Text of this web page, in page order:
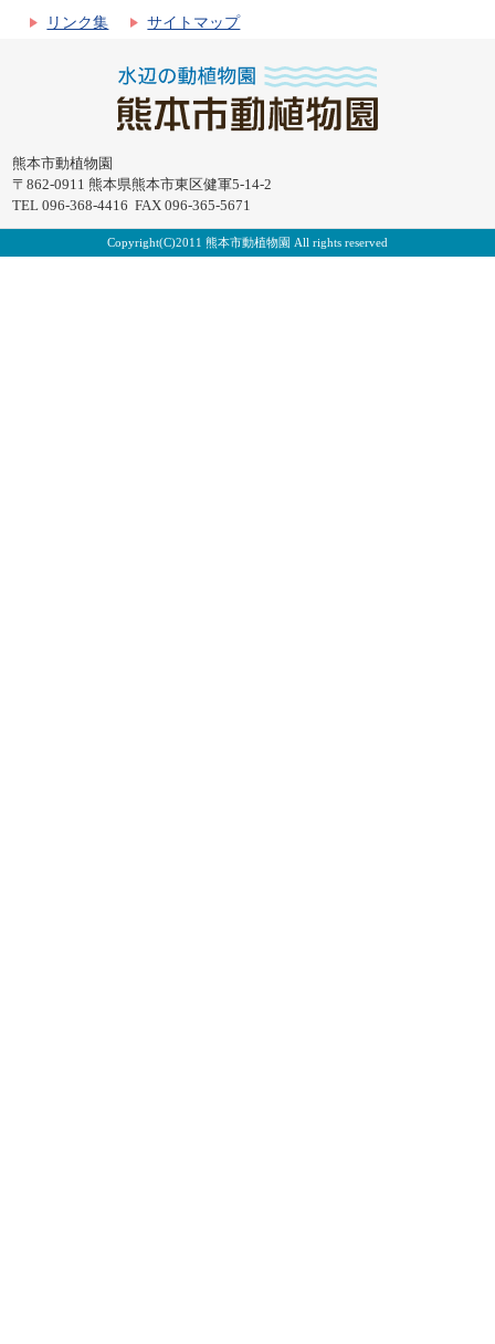
リンク集 サイトマップ
熊本市動植物園
〒862-0911 熊本県熊本市東区健軍5-14-2
TEL 096-368-4416 FAX 096-365-5671
Copyright(C)2011 熊本市動植物園 All rights reserved